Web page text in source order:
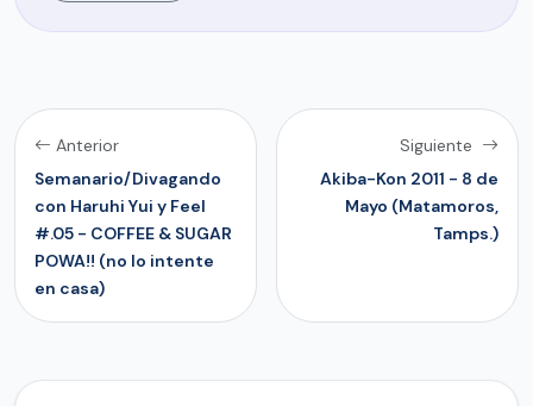
Anterior
Semanario/Divagando
con Haruhi Yui y Feel
#.05 - COFFEE & SUGAR
POWA!! (no lo intente
en casa)
Siguiente
Akiba-Kon 2011 - 8 de
Mayo (Matamoros,
Tamps.)